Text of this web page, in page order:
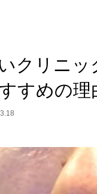
クリニ
すめの理